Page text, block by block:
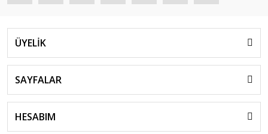
ÜYELİK
SAYFALAR
HESABIM